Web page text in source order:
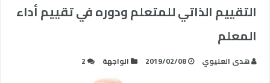
التقييم الذاتي للمتعلم ودوره في تقييم أداء
المعلم
هدى العليوي 2019/02/08 الواجهة 2